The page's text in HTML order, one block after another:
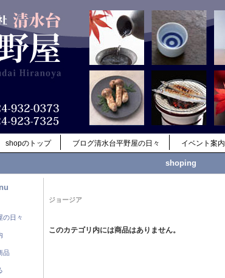
shopのトップ ブログ清水台平野屋の日々 イベント案内
shoping
の日々
品
ジョージア
このカテゴリ内には商品はありません。